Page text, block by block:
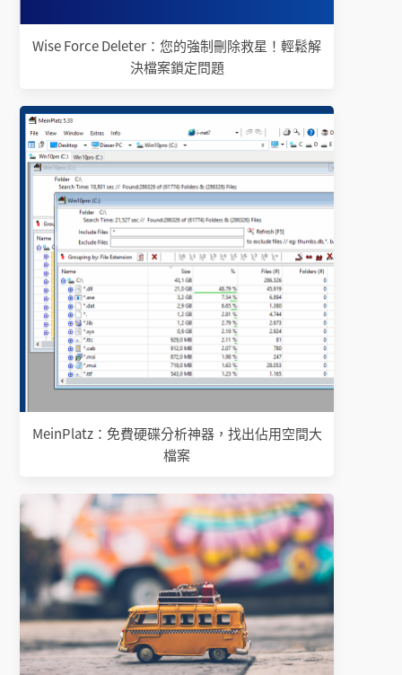
Wise Force Deleter：您的強制刪除救星！輕鬆解
決檔案鎖定問題
MeinPlatz：免費硬碟分析神器，找出佔用空間大
檔案